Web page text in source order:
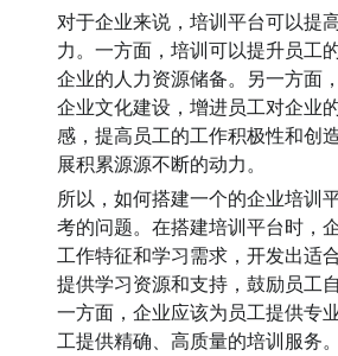
对于企业来说，培训平台可以提
力。一方面，培训可以提升员工
企业的人力资源储备。另一方面
企业文化建设，增进员工对企业
感，提高员工的工作积极性和创
展积累源源不断的动力。
所以，如何搭建一个的企业培训
考的问题。在搭建培训平台时，
工作特征和学习需求，开发出适
提供学习资源和支持，鼓励员工
一方面，企业应该为员工提供专
工提供精确、高质量的培训服务